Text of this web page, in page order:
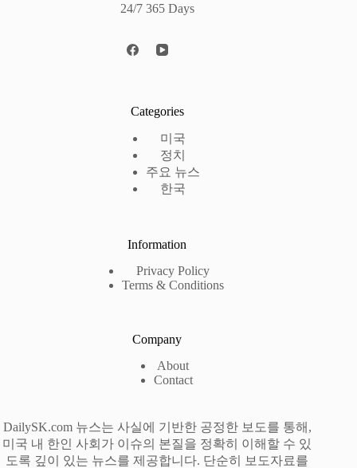
24/7 365 Days
Categories
미국
정치
주요 뉴스
한국
Information
Privacy Policy
Terms & Conditions
Company
About
Contact
DailySK.com 뉴스는 사실에 기반한 공정한 보도를 통해,
미국 내 한인 사회가 이슈의 본질을 정확히 이해할 수 있
도록 깊이 있는 뉴스를 제공합니다. 단순히 보도자료를